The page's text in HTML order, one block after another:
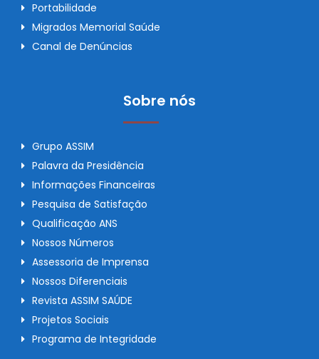
Portabilidade
Migrados Memorial Saúde
Canal de Denúncias
Sobre nós
Grupo ASSIM
Palavra da Presidência
Informações Financeiras
Pesquisa de Satisfação
Qualificação ANS
Nossos Números
Assessoria de Imprensa
Nossos Diferenciais
Revista ASSIM SAÚDE
Projetos Sociais
Programa de Integridade